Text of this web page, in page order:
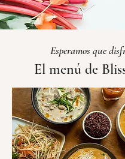
Esperamos que
El menú de